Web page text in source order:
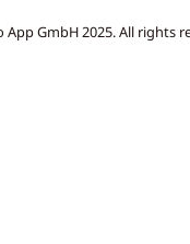
GmbH 2025. All rights